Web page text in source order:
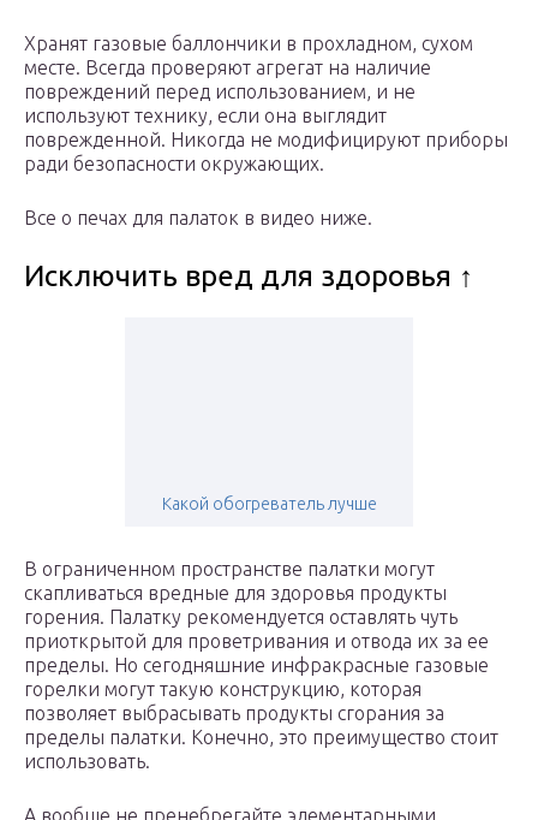
Хранят газовые баллончики в прохладном, сухом
месте. Всегда проверяют агрегат на наличие
повреждений перед использованием, и не
используют технику, если она выглядит
поврежденной. Никогда не модифицируют приборы
ради безопасности окружающих.
Все о печах для палаток в видео ниже.
Исключить вред для здоровья ↑
Какой обогреватель лучше
В ограниченном пространстве палатки могут
скапливаться вредные для здоровья продукты
горения. Палатку рекомендуется оставлять чуть
приоткрытой для проветривания и отвода их за ее
пределы. Но сегодняшние инфракрасные газовые
горелки могут такую конструкцию, которая
позволяет выбрасывать продукты сгорания за
пределы палатки. Конечно, это преимущество стоит
использовать.
А вообще не пренебрегайте элементарными